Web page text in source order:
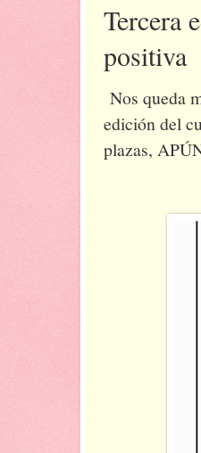
Tercera
positiva
Nos queda
edición del
plazas,